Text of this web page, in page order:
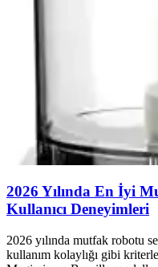
2026 Yılında En İyi
Kullanıcı Deneyimleri
2026 yılında mutfak robotu
kullanım kolaylığı gibi